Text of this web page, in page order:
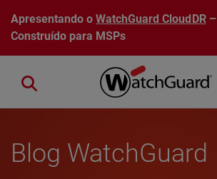
Pular para o conteúdo principal
Apresentando oWatchGuard CloudDR–
Construído para MSPs
Close search
Blog WatchGuard